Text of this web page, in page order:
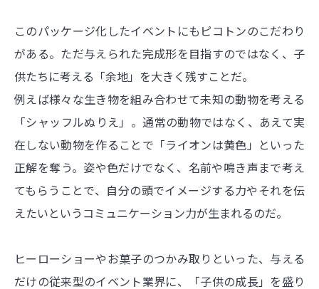
このパッケージ化したイベントにもピコトンのこだわり
がある。ただ与えられた完成形を目指すのではなく、子
供たちに考える「余地」を大きく残すことだ。
例えば様々な生き物を組み合わせて未知の動物を考える
「シャッフルぬりえ」。通常の動物ではなく、あえて実
在しない動物を作ることで「ライオンは黄色」といった
正解を奪う。姿や色だけでなく、名前や鳴き声まで考え
てもらうことで、自分の頭でイメージする力やそれを伝
えたいというコミュニケーション力が生まれるのだ。
ヒーローショーやお菓子のつかみ取りといった、与える
だけの従来型のイベント業界に、「子供の成長」を盛り